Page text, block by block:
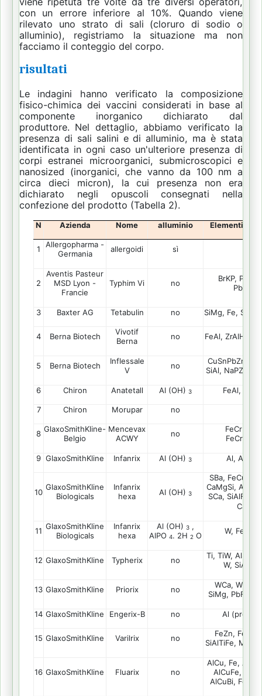
con un errore inferiore al 10%. Quando viene
rilevato uno strato di sali (cloruro di sodio o
alluminio), registriamo la situazione ma non
facciamo il conteggio del corpo.
risultati
Le indagini hanno verificato la composizione
fisico-chimica dei vaccini considerati in base al
componente inorganico dichiarato dal
produttore. Nel dettaglio, abbiamo verificato la
presenza di sali salini e di alluminio, ma è stata
identificata in ogni caso un'ulteriore presenza di
corpi estranei microorganici, submicroscopici e
nanosized (inorganici, che vanno da 100 nm a
circa dieci micron), la cui presenza non era
dichiarato negli opuscoli consegnati nella
confezione del prodotto (Tabella 2).
N Azienda Nome alluminio Elementi
1
Allergopharma -
Germania
allergoidi sì
2
Aventis Pasteur
MSD Lyon -
Francie
Typhim Vi no
BrKP, PbSi,
PbClSiTi
3 Baxter AG Tetabulin no SiMg, Fe,
4 Berna Biotech
Vivotif
Berna
no FeAl, ZrAlHf,
5 Berna Biotech
Inflessale
V
no
CuSnPbZn,
SiAl, NaPZn,
6 Chiron Anatetall Al (OH) 3 FeAl,
7 Chiron Morupar no
8 GlaxoSmithKline-
Belgio
Mencevax
ACWY
no
FeCrNi,
9 GlaxoSmithKline Infanrix Al (OH) 3 Al, AlTi,
10
GlaxoSmithKline
Biologicals
Infanrix
hexa
Al (OH) 3
SBa, FeCu,
CaMgSi,
SCa,
CaAlSi
11 GlaxoSmithKline
Biologicals
Infanrix
hexa
Al (OH) 3 ,
AlPO 4. 2H 2 O
W,
12 GlaxoSmithKline Typherix no
Ti, TiW,
W, SiAl,
13 GlaxoSmithKline Priorix no
WCa,
SiMg, PbFe,
14 GlaxoSmithKline Engerix-B no Al
15 GlaxoSmithKline Varilrix no
FeZn, FeSi,
SiAlTiFe, MgSi,
16 GlaxoSmithKline Fluarix no
AlCu, Fe, AlBi,
AlCuFe,
AlCuBi,